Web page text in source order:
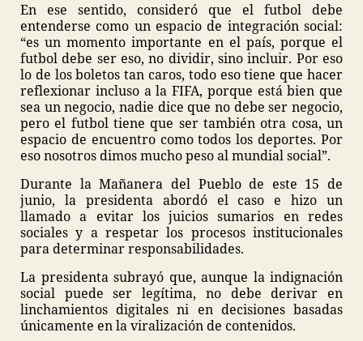
En ese sentido, consideró que el futbol debe
entenderse como un espacio de integración social:
“es un momento importante en el país, porque el
futbol debe ser eso, no dividir, sino incluir. Por eso
lo de los boletos tan caros, todo eso tiene que hacer
reflexionar incluso a la FIFA, porque está bien que
sea un negocio, nadie dice que no debe ser negocio,
pero el futbol tiene que ser también otra cosa, un
espacio de encuentro como todos los deportes. Por
eso nosotros dimos mucho peso al mundial social”.
Durante la Mañanera del Pueblo de este 15 de
junio, la presidenta abordó el caso e hizo un
llamado a evitar los juicios sumarios en redes
sociales y a respetar los procesos institucionales
para determinar responsabilidades.
La presidenta subrayó que, aunque la indignación
social puede ser legítima, no debe derivar en
linchamientos digitales ni en decisiones basadas
únicamente en la viralización de contenidos.